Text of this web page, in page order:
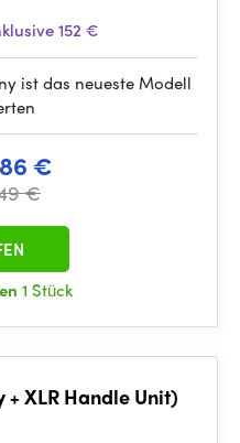
152 €
ist das neueste Modell
€
€
1 Stück
+ XLR Handle Unit)